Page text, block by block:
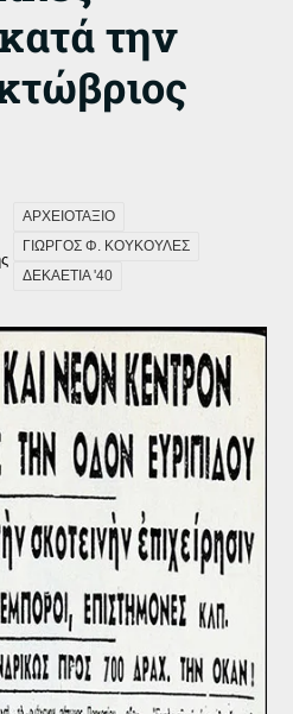
την
ΑΡΧΕΙΟΤΑΞΙΟ
ΓΙΩΡΓΟΣ Φ. ΚΟΥΚΟΥΛΕΣ
ΔΕΚΑΕΤΙΑ '40